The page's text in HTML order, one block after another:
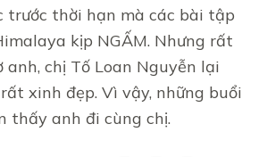
trước thời hạn mà các bài tập
kịp NGẤM. Nhưng rất
anh, chị Tố Loan Nguyễn lại
xinh đẹp. Vì vậy, những buổi
thấy anh đi cùng chị.